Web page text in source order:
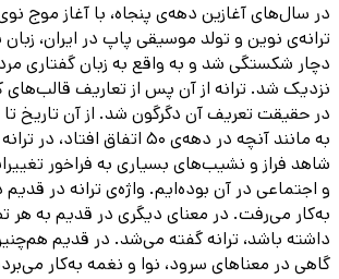
در سال‌های آغازین دهه‌ی پنجاه، با آغاز موج
ترانه‌ی نوین و تولد موسیقی پاپ در ایران،
دچار شکستگی شد و به واقع به زبان گفتاری
نزدیک شد. ترانه از آن پس از تعاریف
در حقیقت تعریف آن دگرگون شد. از آن تاریخ تا
به مانند آنچه در دهه‌ی ۵۰ اتفاق
شاهد فراز و نشیب‌های بسیاری به فراخور
و اجتماعی در آن بوده‌ایم. واژه‌ی ترانه در قدیم
به‌کار می‌رفت. در معنای دیگری در قدیم به
داشته باشد، ترانه گفته می‌شد. در قدیم هم‌چنین
گاهی در معناهای سرود، نوا و نغمه به‌کار